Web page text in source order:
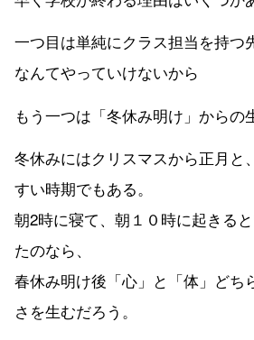
一つ目は単純にクラス担当を持つ
なんてやっていけないから
もう一つは「冬休み明け」からの
冬休みにはクリスマスから正月と
すい時期でもある。
朝2時に寝て、朝１０時に起きる
たのなら、
春休み明け後「心」と「体」どち
さを生むだろう。